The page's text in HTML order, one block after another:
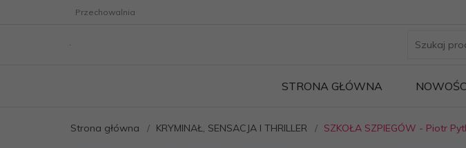
Przechowalnia
STRONA GŁÓWNA
Strona główna KRYMINAŁ, SENSACJA I THRILLER SZKOŁA SZPIEGÓW - Piotr